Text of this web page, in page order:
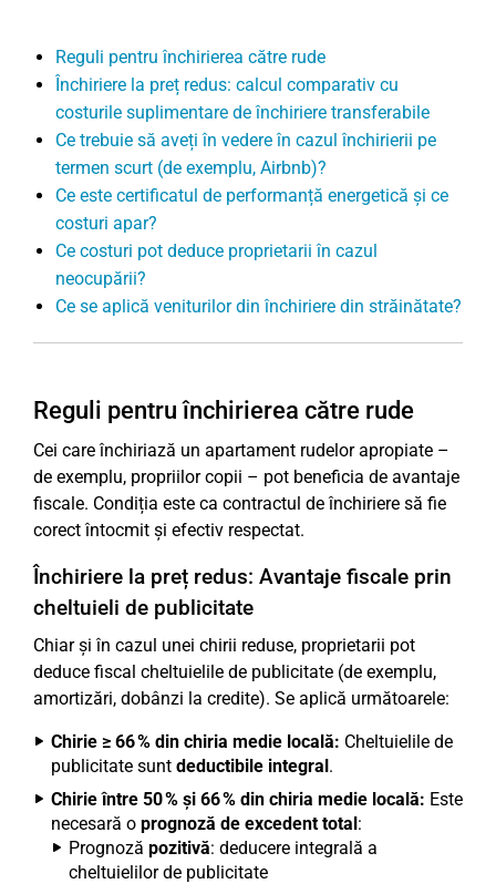
Reguli pentru închirierea către rude
Închiriere la preț redus: calcul comparativ cu
costurile suplimentare de închiriere transferabile
Ce trebuie să aveți în vedere în cazul închirierii pe
termen scurt (de exemplu, Airbnb)?
Ce este certificatul de performanță energetică și ce
costuri apar?
Ce costuri pot deduce proprietarii în cazul
neocupării?
Ce se aplică veniturilor din închiriere din străinătate?
Reguli pentru închirierea către rude
Cei care închiriază un apartament rudelor apropiate –
de exemplu, propriilor copii – pot beneficia de avantaje
fiscale. Condiția este ca contractul de închiriere să fie
corect întocmit și efectiv respectat.
Închiriere la preț redus: Avantaje fiscale prin
cheltuieli de publicitate
Chiar și în cazul unei chirii reduse, proprietarii pot
deduce fiscal cheltuielile de publicitate (de exemplu,
amortizări, dobânzi la credite). Se aplică următoarele:
Chirie ≥ 66 % din chiria medie locală: Cheltuielile de
publicitate sunt deductibile integral.
Chirie între 50 % și 66 % din chiria medie locală: Este
necesară o prognoză de excedent total:
Prognoză pozitivă: deducere integrală a
cheltuielilor de publicitate